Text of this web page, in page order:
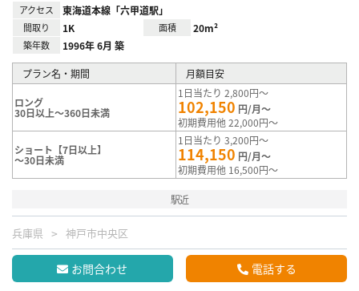
アクセス 東海道本線「六甲道駅」
間取り 1K 面積 20m²
築年数 1996年 6月 築
プラン名・期間 月額目安
ロング
30日以上～360日未満
1日当たり 2,800円～
102,150 円/月～
初期費用他 22,000円～
ショート【7日以上】
～30日未満
1日当たり 3,200円～
114,150 円/月～
初期費用他 16,500円～
駅近
兵庫県 神戸市中央区
お問合わせ 電話する